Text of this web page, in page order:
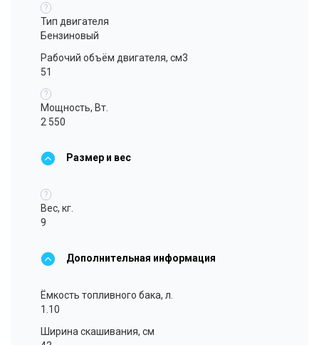
?
Тип двигателя
Бензиновый
Рабочий объём двигателя, см3
51
?
Мощность, Вт.
2 550
Размер и вес
?
Вес, кг.
9
Дополнительная информация
Ёмкость топливного бака, л.
1.10
Ширина скашивания, см